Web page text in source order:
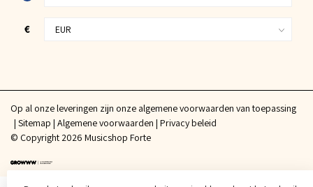
€
Op al onze leveringen zijn onze algemene voorwaarden van toepassing
Sitemap Algemene voorwaarden Privacy beleid
© Copyright 2026 Musicshop Forte